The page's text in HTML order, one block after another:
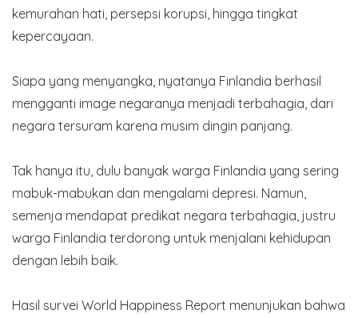
kemurahan hati, persepsi korupsi, hingga tingkat
kepercayaan.
Siapa yang menyangka, nyatanya Finlandia berhasil
mengganti image negaranya menjadi terbahagia, dari
negara tersuram karena musim dingin panjang.
Tak hanya itu, dulu banyak warga Finlandia yang sering
mabuk-mabukan dan mengalami depresi. Namun,
semenja mendapat predikat negara terbahagia, justru
warga Finlandia terdorong untuk menjalani kehidupan
dengan lebih baik.
Hasil survei World Happiness Report menunjukan bahwa